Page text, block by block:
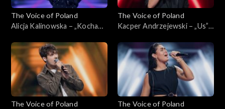
The Voice of Poland
Alicja Kalinowska – „Kocham
Voice of Poland”, Nokaut, 2
listopada 2024
The Voice of Poland
Kacper Andrzejewski – „Us”;
Nokaut, 2 listopada 2024
The Voice of Poland
The Voice of Poland